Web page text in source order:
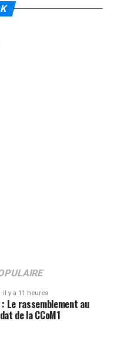
il y a 11 heures
Le rassemblement au
de la CCoM1